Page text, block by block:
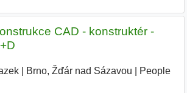
CAD - konstruktér -
Brno, Žďár nad Sázavou
People